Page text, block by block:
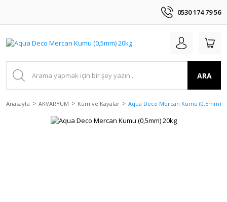
0530 174 79 56
ARA
Anasayfa AKVARYUM Kum ve Kayalar Aqua Deco Mercan Kumu (0,5mm)